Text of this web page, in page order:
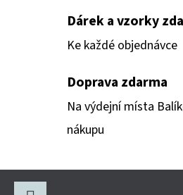
V
K
V
Ý
P
U
Dárek a vzorky
Ke každé objednávce
Doprava zdarma
Na výdejní místa
nákupu